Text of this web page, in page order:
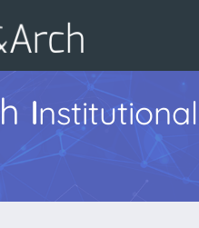
Institutional